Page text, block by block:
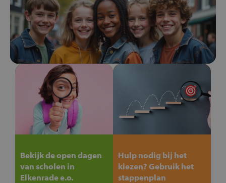
Bekijk de open dagen
van scholen in
Elkenrade e.o.
Hulp nodig bij het
kiezen? Gebruik het
stappenplan